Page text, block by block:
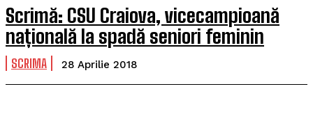
Scrimă: CSU Craiova, vicecampioană
națională la spadă seniori feminin
SCRIMA 28 Aprilie 2018